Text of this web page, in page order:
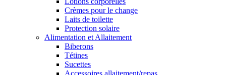
Crèmes pour le change
Laits de toilette
Protection solaire
Alimentation et Allaitement
Biberons
Tétines
Sucettes